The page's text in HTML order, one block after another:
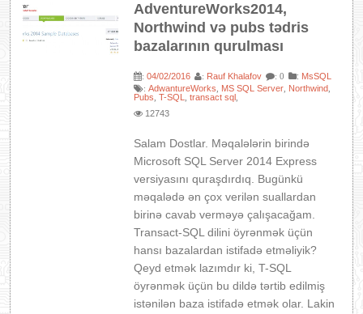
AdventureWorks2014,
Northwind və pubs tədris
bazalarının qurulması
:04/02/2016 : Rauf Khalafov : 0 : MsSQL
:AdwantureWorks MS SQL Server Northwind
Pubs ,T-SQL ,transact sql
12743
Salam Dostlar. Məqalələrin birində
Microsoft SQL Server 2014 Express
versiyasını quraşdırdıq. Bugünkü
məqalədə ən çox verilən suallardan
birinə cavab verməyə çalışacağam.
Transact-SQL dilini öyrənmək üçün
hansı bazalardan istifadə etməliyik?
Qeyd etmək lazımdır ki, T-SQL
öyrənmək üçün bu dildə tərtib edilmiş
istənilən baza istifadə etmək olar. Lakin